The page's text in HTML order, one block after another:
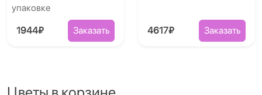
упаковке
1944₽ Заказать 4617₽ Заказать